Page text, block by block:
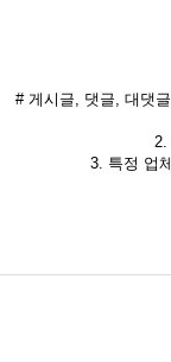
# 게시글, 댓글, 대댓
2.
3. 특정 업